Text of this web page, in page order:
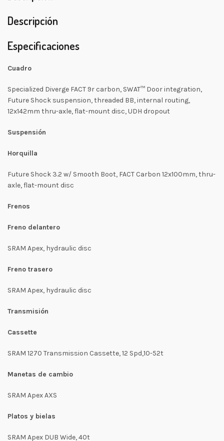
Descripción
Especificaciones
Cuadro
Specialized Diverge FACT 9r carbon, SWAT™ Door integration,
Future Shock suspension, threaded BB, internal routing,
12x142mm thru-axle, flat-mount disc, UDH dropout
Suspensión
Horquilla
Future Shock 3.2 w/ Smooth Boot, FACT Carbon 12x100mm, thru-
axle, flat-mount disc
Frenos
Freno delantero
SRAM Apex, hydraulic disc
Freno trasero
SRAM Apex, hydraulic disc
Transmisión
Cassette
SRAM 1270 Transmission Cassette, 12 Spd,10-52t
Manetas de cambio
SRAM Apex AXS
Platos y bielas
SRAM Apex DUB Wide, 40t